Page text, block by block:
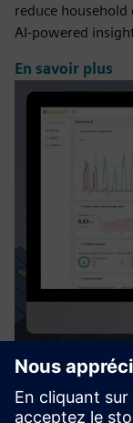
reduce
AI-powered
En savoir plus
Digiwatt